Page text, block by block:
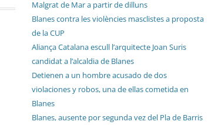
Malgrat de Mar a partir de dilluns
Blanes contra les violències masclistes a proposta
de la CUP
Aliança Catalana escull l’arquitecte Joan Suris
candidat a l’alcaldia de Blanes
Detienen a un hombre acusado de dos
violaciones y robos, una de ellas cometida en
Blanes
Blanes, ausente por segunda vez del Pla de Barris